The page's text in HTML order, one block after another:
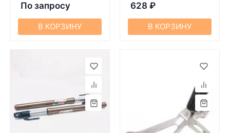
По запросу
В КОРЗИНУ
628 ₽
В КОРЗИНУ